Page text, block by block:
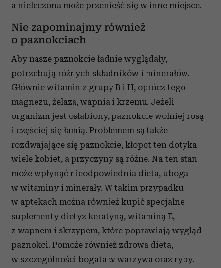
a nieleczona może przenieść się w inne miejsce.
Nie zapominajmy również
o paznokciach
Aby nasze paznokcie ładnie wyglądały,
potrzebują różnych składników i minerałów.
Głównie witamin z grupy B i H, oprócz tego
magnezu, żelaza, wapnia i krzemu. Jeżeli
organizm jest osłabiony, paznokcie wolniej rosą
i częściej się łamią. Problemem są także
rozdwajające się paznokcie, kłopot ten dotyka
wiele kobiet, a przyczyny są różne. Na ten stan
może wpłynąć nieodpowiednia dieta, uboga
w witaminy i minerały. W takim przypadku
w aptekach można również kupić specjalne
suplementy dietyz keratyną, witaminą E,
z wapnem i skrzypem, które poprawiają wygląd
paznokci. Pomoże również zdrowa dieta,
w szczególności bogata w warzywa oraz ryby.